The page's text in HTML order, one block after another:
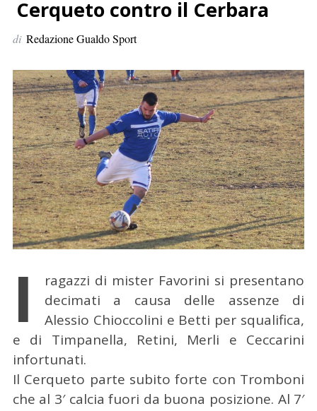
e
r
Cerqueto contro il Cerbara
di Redazione Gualdo Sport
I
ragazzi di mister Favorini si presentano
decimati a causa delle assenze di
Alessio Chioccolini e Betti per squalifica,
e di Timpanella, Retini, Merli e Ceccarini
infortunati.
Il Cerqueto parte subito forte con Tromboni
che al 3′ calcia fuori da buona posizione. Al 7′